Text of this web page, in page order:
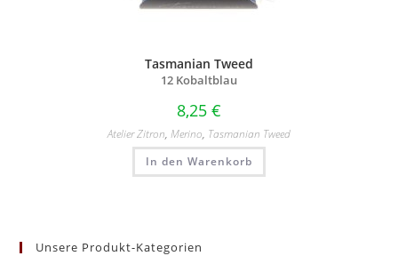
Tasmanian Tweed
12 Kobaltblau
8,25 €
Atelier Zitron, Merino, Tasmanian Tweed
In den Warenkorb
Unsere Produkt-Kategorien